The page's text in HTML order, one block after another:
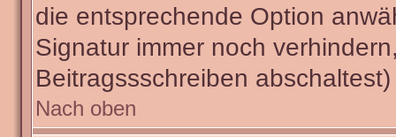
die entsprechende Option
Signatur immer noch
Beitragssschreiben abschaltest)
Nach oben